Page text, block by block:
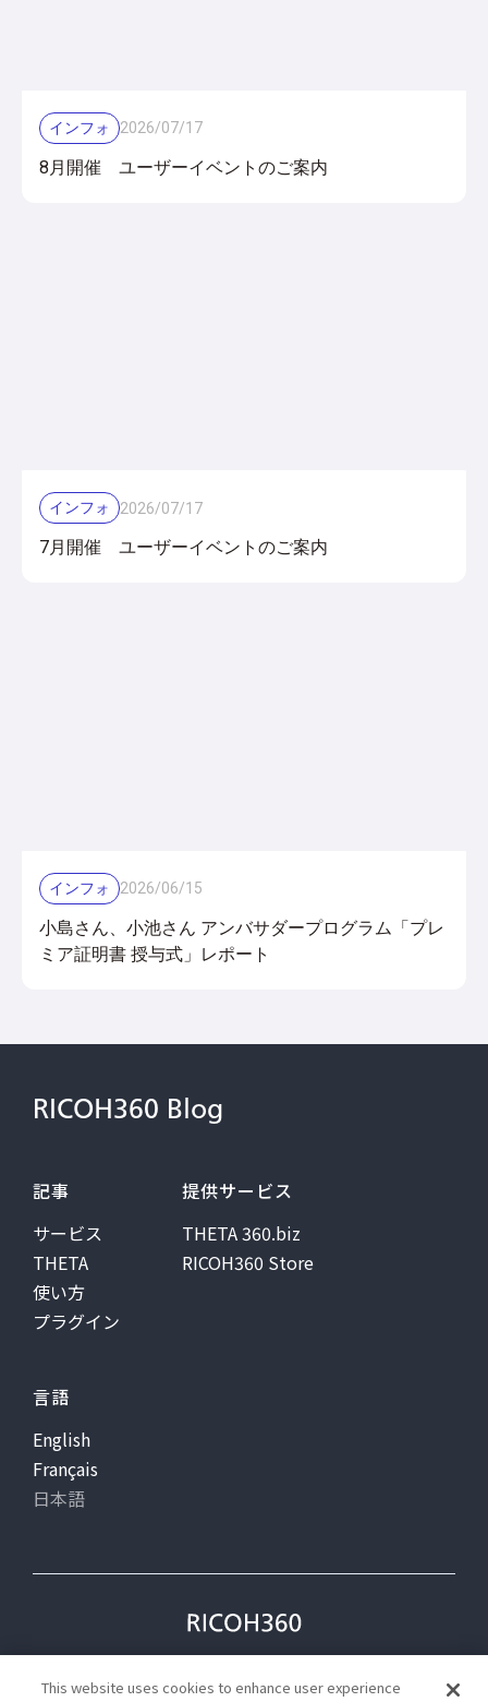
インフォ 2026/07/17
8月開催 ユーザーイベントのご案内
インフォ 2026/07/17
7月開催 ユーザーイベントのご案内
インフォ 2026/06/15
小島さん、小池さん アンバサダープログラム「プレ
ミア証明書 授与式」レポート
RICOH360 Blog
記事
サービス
THETA
使い方
プラグイン
提供サービス
THETA 360.biz
RICOH360 Store
言語
English
Français
日本語
プライバシー
利用規約
This website uses cookies to enhance user experience